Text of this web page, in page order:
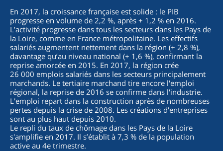
En 2017, la croissance française est solide : le PIB
progresse en volume de 2,2 %, après + 1,2 % en 2016.
L’activité progresse dans tous les secteurs dans les Pays de
la Loire, comme en France métropolitaine. Les effectifs
salariés augmentent nettement dans la région (+ 2,8 %),
davantage qu’au niveau national (+ 1,6 %), confirmant la
reprise amorcée en 2015. En 2017, la région crée
26 000 emplois salariés dans les secteurs principalement
marchands. Le tertiaire marchand tire encore l'emploi
régional, la reprise de 2016 se confirme dans l'industrie.
L'emploi repart dans la construction après de nombreuses
pertes depuis la crise de 2008. Les créations d'entreprises
sont au plus haut depuis 2010.
Le repli du taux de chômage dans les Pays de la Loire
s'amplifie en 2017. Il s’établit à 7,3 % de la population
active au 4e trimestre.